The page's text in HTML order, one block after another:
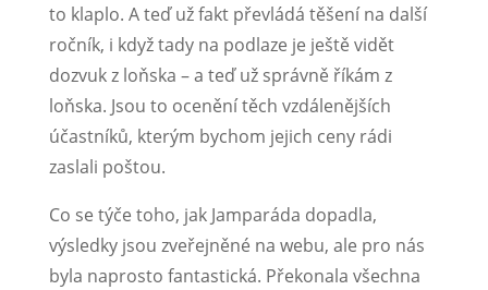
to klaplo. A teď už fakt převládá těšení na další
ročník, i když tady na podlaze je ještě vidět
dozvuk z loňska – a teď už správně říkám z
loňska. Jsou to ocenění těch vzdálenějších
účastníků, kterým bychom jejich ceny rádi
zaslali poštou.
Co se týče toho, jak Jamparáda dopadla,
výsledky jsou zveřejněné na webu, ale pro nás
byla naprosto fantastická. Překonala všechna